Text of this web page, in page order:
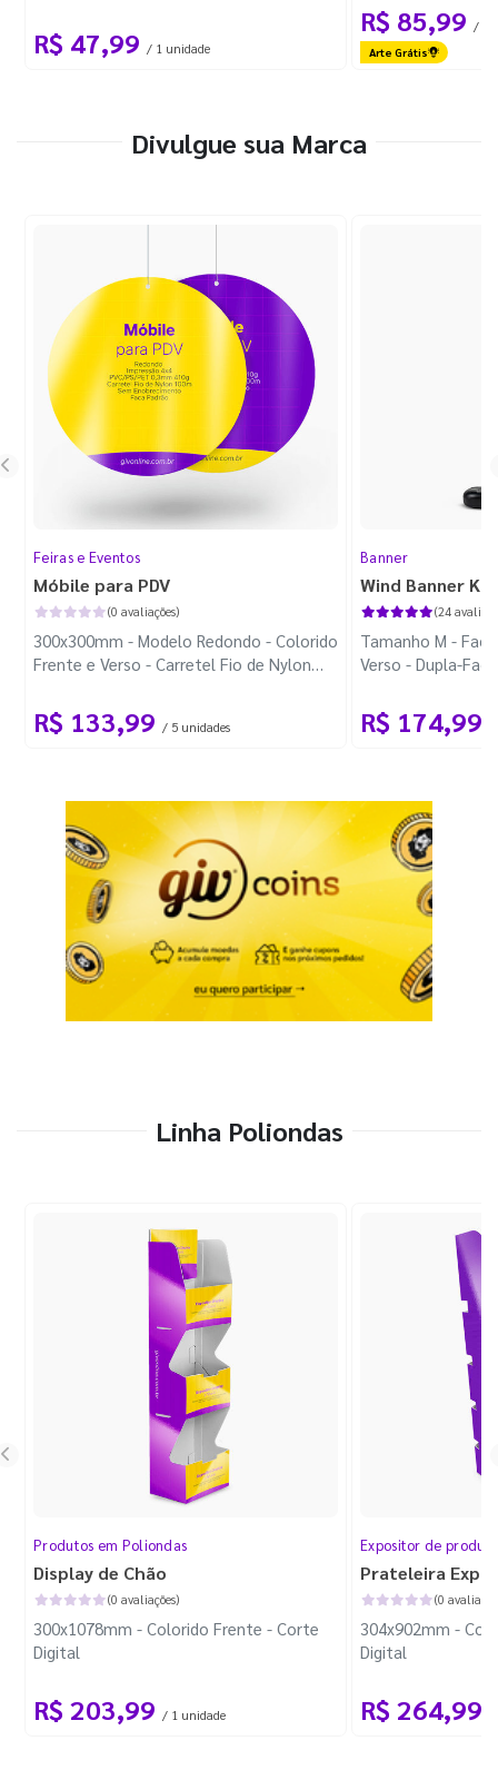
R$ 47,99 / 1 unidade
R$ 85,99 / 1
Arte Grátis
Divulgue sua Marca
Feiras e Eventos
Móbile para PDV
(0 avaliações)
300x300mm - Modelo Redondo - Colorido
Frente e Verso - Carretel Fio de Nylon
R$ 133,99 / 5 unidades
Banner
Wind Banner
(24
Tamanho M -
Verso - Dupla-
R$ 174,99
Linha Poliondas
Produtos em Poliondas
Display de Chão
(0 avaliações)
300x1078mm - Colorido Frente - Corte
Digital
R$ 203,99 / 1 unidade
Expositor de
Prateleira
(0
304x902mm -
Digital
R$ 264,99